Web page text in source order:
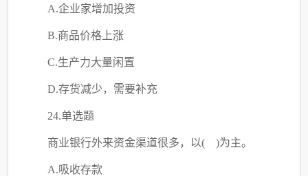
A.企业家增加投资
B.商品价格上涨
C.生产力大量闲置
D.存货减少，需要补充
24.单选题
商业银行外来资金渠道很多，以( )为主。
A.吸收存款